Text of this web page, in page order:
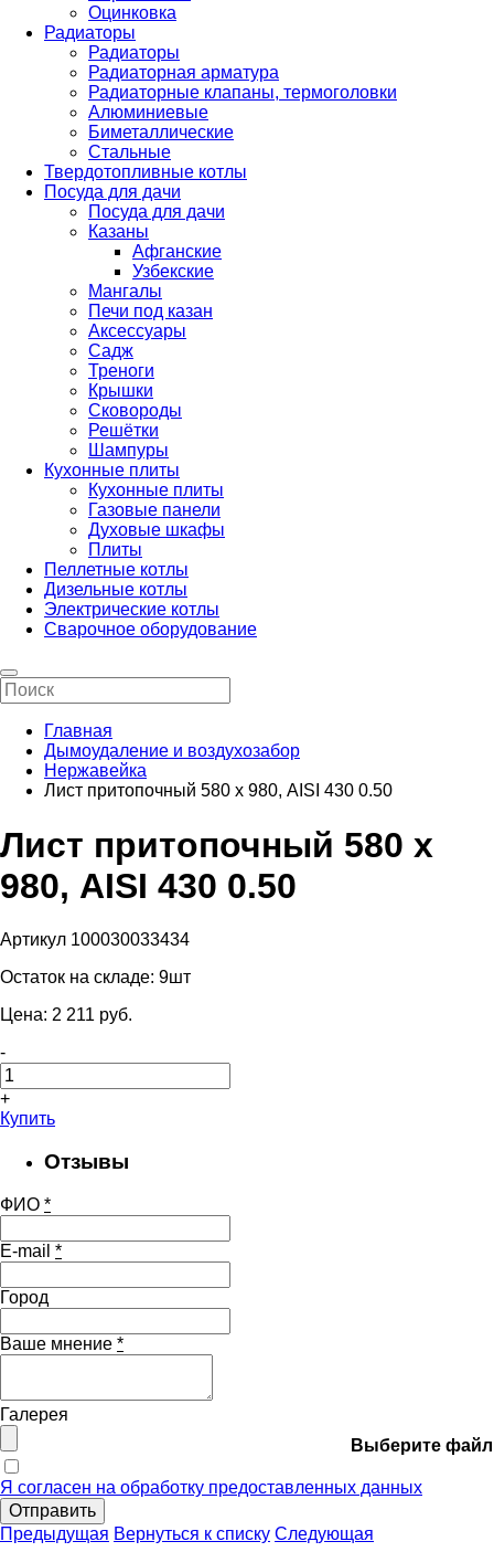
Оцинковка
Радиаторы
Радиаторы
Радиаторная арматура
Радиаторные клапаны, термоголовки
Алюминиевые
Биметаллические
Стальные
Твердотопливные котлы
Посуда для дачи
Посуда для дачи
Казаны
Афганские
Узбекские
Мангалы
Печи под казан
Аксессуары
Садж
Треноги
Крышки
Сковороды
Решётки
Шампуры
Кухонные плиты
Кухонные плиты
Газовые панели
Духовые шкафы
Плиты
Пеллетные котлы
Дизельные котлы
Электрические котлы
Сварочное оборудование
Главная
Дымоудаление и воздухозабор
Нержавейка
Лист притопочный 580 х 980, AISI 430 0.50
Лист притопочный 580 х
980, AISI 430 0.50
Артикул 100030033434
Остаток на складе: 9шт
Цена: 2 211 pуб.
-
+
Купить
Отзывы
ФИО *
E-mail *
Город
Ваше мнение *
Галерея
Выберите файл
Я согласен на обработку предоставленных данных
Отправить
Предыдущая Вернуться к списку Следующая